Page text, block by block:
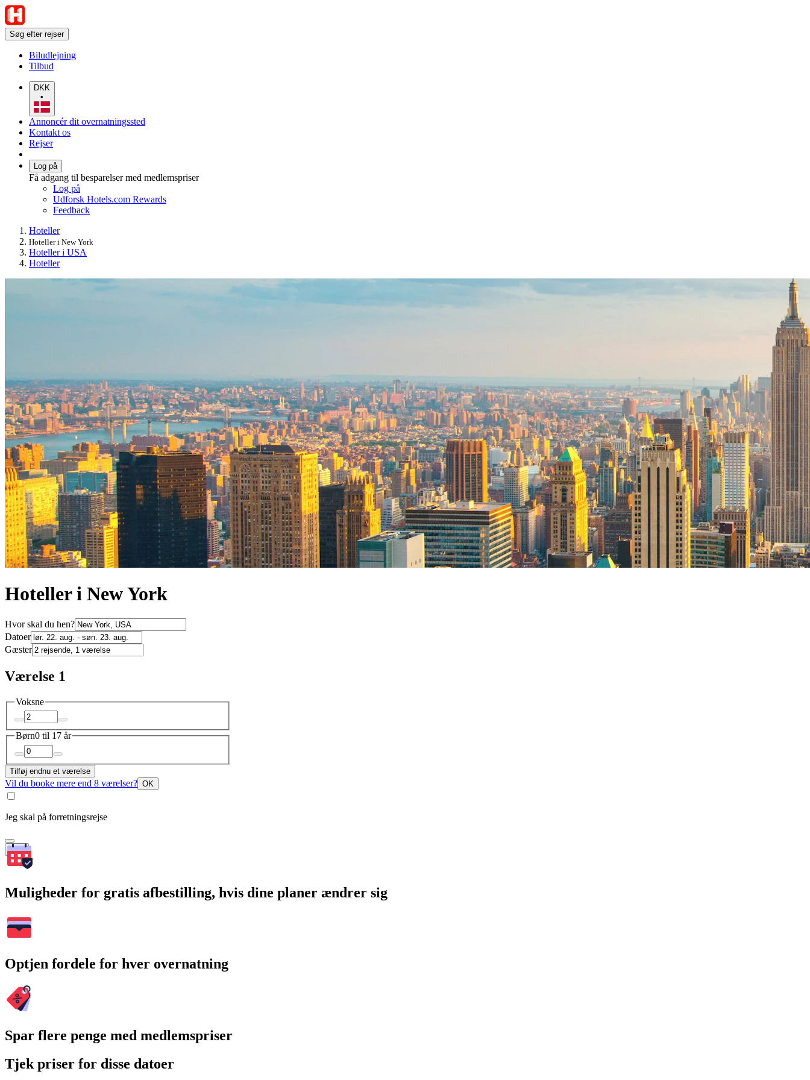
Søg efter rejser
Biludlejning
Tilbud
DKK
•
Annoncér dit overnatningssted
Kontakt os
Rejser
Log på
Få adgang til besparelser med medlemspriser
Log på
Udforsk Hotels.com Rewards
Feedback
Hoteller
Hoteller i New York
Hoteller i USA
Hoteller
Hoteller i New York
Hvor skal du hen?
Datoer
Gæster
Værelse 1
Voksne
Børn0 til 17 år
Tilføj endnu et værelse
Vil du booke mere end 8 værelser? OK
Jeg skal på forretningsrejse
Søg
Muligheder for gratis afbestilling, hvis dine planer ændrer sig
Optjen fordele for hver overnatning
Spar flere penge med medlemspriser
Tjek priser for disse datoer